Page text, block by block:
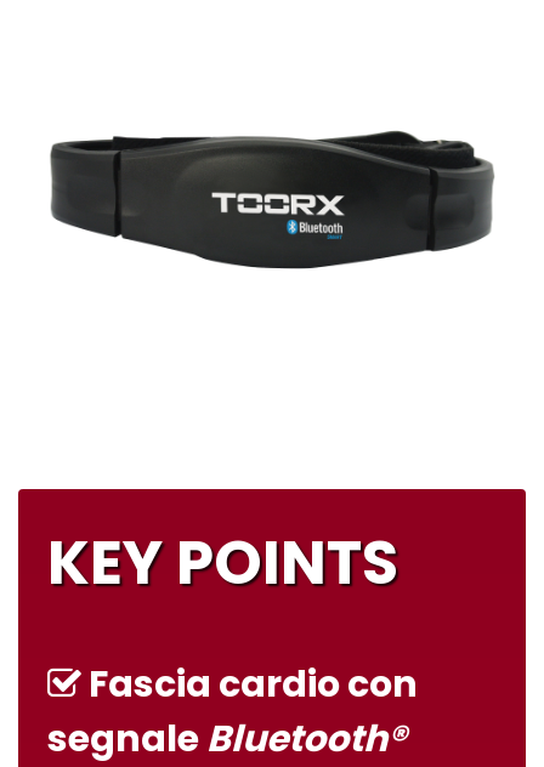
KEY POINTS
Fascia cardio con
segnaleBluetooth®